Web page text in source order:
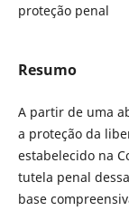
proteção penal
Resumo
A partir de uma
a proteção da
estabelecido na
tutela penal
base